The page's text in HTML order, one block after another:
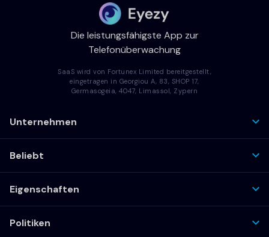
Die leistungsfähigste App zur
Telefonüberwachung
SaaS wird von Fortunex Limited bereitgestellt,
eingetragen in Georgiou A, 83, SHOP 17,
Germasogeia, 4047, Limassol, Zypern
Unternehmen
Beliebt
Eigenschaften
Politiken